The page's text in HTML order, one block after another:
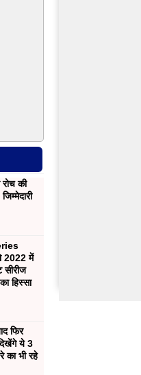
की
2022 में
हिस्सा
फिर
ये 3
का भी रहे